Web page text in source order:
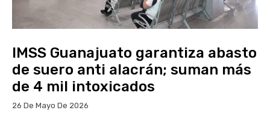
IMSS Guanajuato garantiza abasto
de suero anti alacrán; suman más
de 4 mil intoxicados
26 De Mayo De 2026